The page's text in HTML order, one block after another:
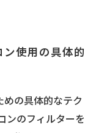
使用の具体的
の具体的なテク
ンのフィルターを